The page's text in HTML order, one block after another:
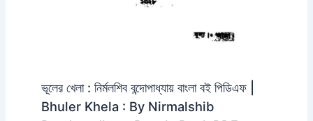
ভূলের খেলা : নির্মলশিব বন্দোপাধ্যায় বাংলা বই পিডিএফ |
Bhuler Khela : By Nirmalshib